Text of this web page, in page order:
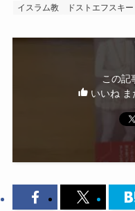
イスラム教
ドストエフスキー
この記
いいね ま